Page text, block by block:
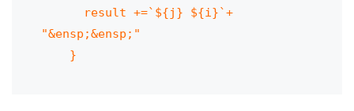
"&ensp;&ensp;"
    }